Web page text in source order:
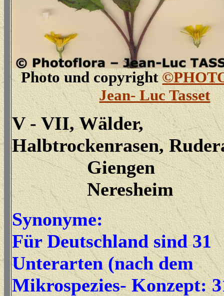
Photo und copyright
Jean- Luc Tasset
V - VII, Wälder,
Halbtrockenrasen,
Giengen
Neresheim
Synonyme:
Für Deutschland sind 31
Unterarten (nach dem
Mikrospezies- Konzept: